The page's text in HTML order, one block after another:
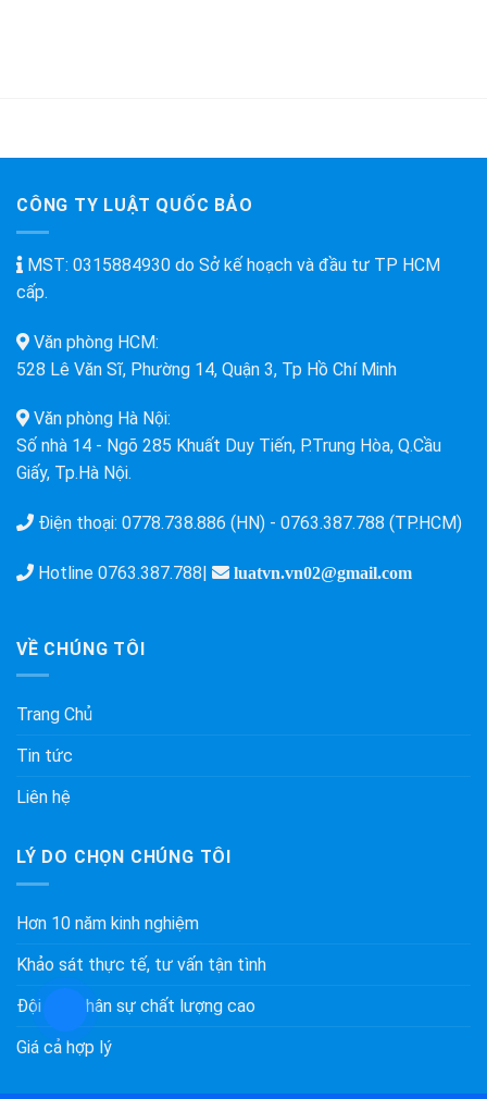
CÔNG TY LUẬT QUỐC BẢO
MST: 0315884930 do Sở kế hoạch và đầu tư TP HCM
cấp.
Văn phòng HCM:
528 Lê Văn Sĩ, Phường 14, Quận 3, Tp Hồ Chí Minh
Văn phòng Hà Nội:
Số nhà 14 - Ngõ 285 Khuất Duy Tiến, P.Trung Hòa, Q.Cầu
Giấy, Tp.Hà Nội.
Điện thoại: 0778.738.886 (HN) - 0763.387.788 (TP.HCM)
Hotline 0763.387.788| luatvn.vn02@gmail.com
VỀ CHÚNG TÔI
Trang Chủ
Tin tức
Liên hệ
LÝ DO CHỌN CHÚNG TÔI
Hơn 10 năm kinh nghiệm
Khảo sát thực tế, tư vấn tận tình
Đội ngũ nhân sự chất lượng cao
Giá cả hợp lý